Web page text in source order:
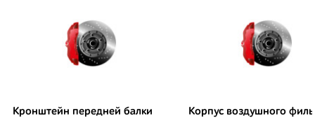
Кронштейн передней балки
Корпус воздушного